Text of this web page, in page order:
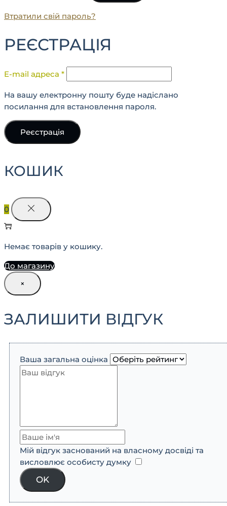
Втратили свій пароль?
РЕЄСТРАЦІЯ
E-mail адреса *
На вашу електронну пошту буде надіслано
посилання для встановлення пароля.
Реєстрація
КОШИК
0
Немає товарів у кошику.
До магазину
×
ЗАЛИШИТИ ВІДГУК
Ваша загальна оцінка
Мій відгук заснований на власному досвіді та
висловлює особисту думку
OK